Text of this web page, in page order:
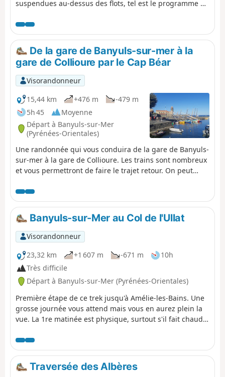
suspendues au-dessus des flots, tel est le programme de
figuiers de barbarie. Sur le trajet, le site de Paulilles
chargé d'histoire et joliment réhabilité ainsi que
différentes plages qui invitent à la baignade rajoutent à
l'agrément de cette balade effectuée dans la douce
lumière de la Côte Vermeille. ⚠️Vérifiez l'ouverture ou la
fermeture du sentier du littoral reliant Argelès-sur-Mer à
Cerbère ici avant de commencer cette randonnée.
De la gare de Banyuls-sur-mer à la
gare de Collioure par le Cap Béar
Visorandonneur
15,44 km
+476 m
-479 m
5h 45
Moyenne
Départ à Banyuls-sur-Mer
(Pyrénées-Orientales)
Une randonnée qui vous conduira de la gare de Banyuls-
sur-mer à la gare de Collioure. Les trains sont nombreux
et vous permettront de faire le trajet retour. On peut
tracé suit la côte de Banyuls au cap Béar (Cap de Biarra)
en passant par l'Anse de Paulilles (Badia de Polilles).Puis
on traverse Port-Vendres pour monter en direction du
fort Saint Elme pour redescendre avec une vue
splendide sur Collioure. ⚠️Vérifiez l'ouverture ou la
fermeture du sentier du littoral reliant Argelès-sur-Mer à
Cerbère ici avant de commencer cette randonnée.
Banyuls-sur-Mer au Col de l'Ullat
Visorandonneur
23,32 km
+1 607 m -671 m
10h
Très difficile
Départ à Banyuls-sur-Mer (Pyrénées-Orientales)
Première étape de ce trek jusqu'à Amélie-les-Bains. Une
grosse journée vous attend mais vous en aurez plein la
vue. La 1re matinée est physique, surtout s'il fait chaud
reste de la journée est plus calme, car sur la crête.
Traversée des Albères